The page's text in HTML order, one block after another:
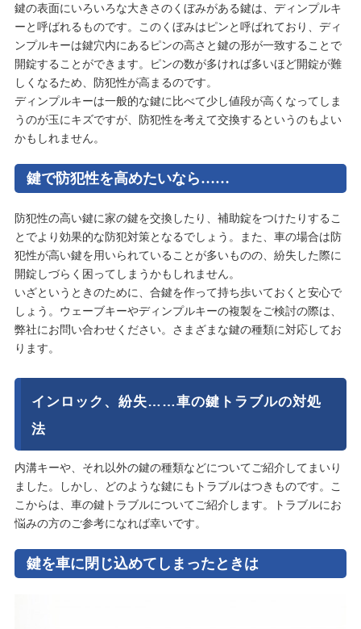
鍵の表面にいろいろな大きさのくぼみがある鍵は、ディンプルキ
ーと呼ばれるものです。このくぼみはピンと呼ばれており、ディ
ンプルキーは鍵穴内にあるピンの高さと鍵の形が一致することで
開錠することができます。ピンの数が多ければ多いほど開錠が難
しくなるため、防犯性が高まるのです。
ディンプルキーは一般的な鍵に比べて少し値段が高くなってしま
うのが玉にキズですが、防犯性を考えて交換するというのもよい
かもしれません。
鍵で防犯性を高めたいなら……
防犯性の高い鍵に家の鍵を交換したり、補助錠をつけたりするこ
とでより効果的な防犯対策となるでしょう。また、車の場合は防
犯性が高い鍵を用いられていることが多いものの、紛失した際に
開錠しづらく困ってしまうかもしれません。
いざというときのために、合鍵を作って持ち歩いておくと安心で
しょう。ウェーブキーやディンプルキーの複製をご検討の際は、
弊社にお問い合わせください。さまざまな鍵の種類に対応してお
ります。
インロック、紛失……車の鍵トラブルの対処
法
内溝キーや、それ以外の鍵の種類などについてご紹介してまいり
ました。しかし、どのような鍵にもトラブルはつきものです。こ
こからは、車の鍵トラブルについてご紹介します。トラブルにお
悩みの方のご参考になれば幸いです。
鍵を車に閉じ込めてしまったときは